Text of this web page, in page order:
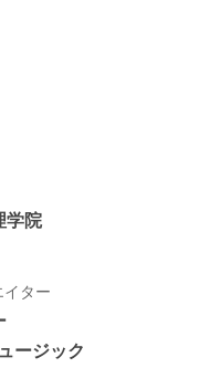
学院
ター
ージック